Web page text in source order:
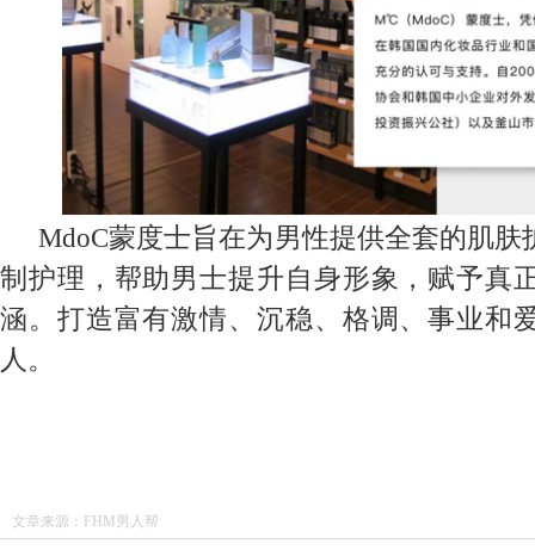
MdoC蒙度士旨在为男性提供全套的肌
制护理，帮助男士提升自身形象，赋予真
涵。打造富有激情、沉稳、格调、事业和
人。
文章来源：FHM男人帮